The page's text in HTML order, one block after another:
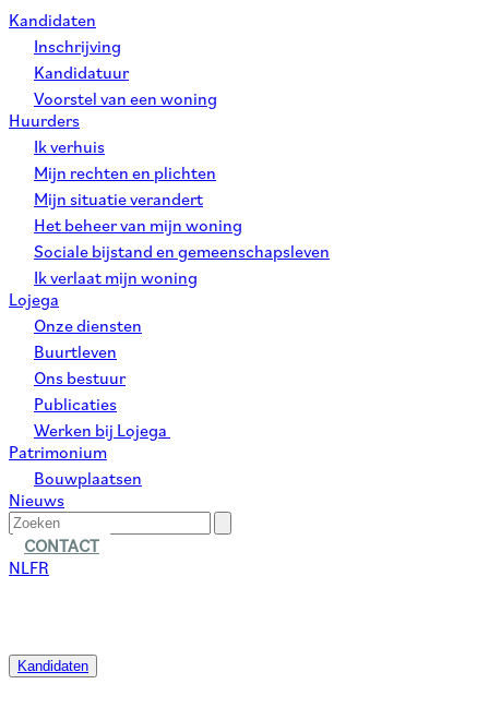
Kandidaten
Inschrijving
Kandidatuur
Voorstel van een woning
Huurders
Ik verhuis
Mijn rechten en plichten
Mijn situatie verandert
Het beheer van mijn woning
Sociale bijstand en gemeenschapsleven
Ik verlaat mijn woning
Lojega
Onze diensten
Buurtleven
Ons bestuur
Publicaties
Werken bij Lojega
Patrimonium
Bouwplaatsen
Nieuws
CONTACT
NLFR
Kandidaten